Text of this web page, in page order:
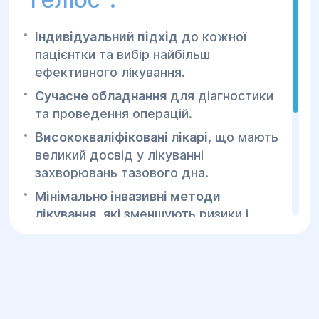
Лікування може включати спеціальні
вправи для зміцнення м'язів тазового
дна (наприклад, вправи Кегеля).
Використання вагінальних вставок або
пессаріїв для підтримки сечового
міхура.
Лікарські засоби для зменшення
симптомів, таких як антибіотики (для
запобігання інфекцій) або препарати
для нормалізації сечовипускання.
2.Хірургічне лікування:
Індивідуальний підхід до кожної
пацієнтки та вибір найбільш
ефективного лікування.
Сучасне обладнаннядля діагностики
та проведення операцій.
Висококваліфіковані лікарі, що мають
великий досвід у лікуванні
захворювань тазового дна.
Мінімально інвазивні методи
лікування, які зменшують ризики і